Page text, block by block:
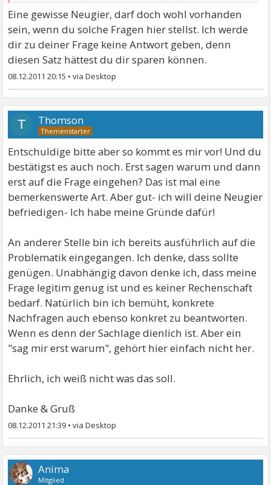
Eine gewisse Neugier, darf doch wohl vorhanden
sein, wenn du solche Fragen hier stellst. Ich werde
dir zu deiner Frage keine Antwort geben, denn
diesen Satz hättest du dir sparen können.
08.12.2011 20:15 •
T Thomson
Entschuldige bitte aber so kommt es mir vor! Und du
bestätigst es auch noch. Erst sagen warum und dann
erst auf die Frage eingehen? Das ist mal eine
bemerkenswerte Art. Aber gut- ich will deine Neugier
befriedigen- Ich habe meine Gründe dafür!
An anderer Stelle bin ich bereits ausführlich auf die
Problematik eingegangen. Ich denke, dass sollte
genügen. Unabhängig davon denke ich, dass meine
Frage legitim genug ist und es keiner Rechenschaft
bedarf. Natürlich bin ich bemüht, konkrete
Nachfragen auch ebenso konkret zu beantworten.
Wenn es denn der Sachlage dienlich ist. Aber ein
"sag mir erst warum", gehört hier einfach nicht her.
Ehrlich, ich weiß nicht was das soll.
Danke & Gruß
08.12.2011 21:39 •
Anima
Mitglied